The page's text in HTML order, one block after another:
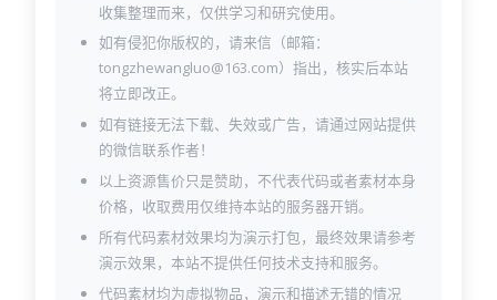
style.css
testimonials.html
video-gallery.html
收集整理而来，仅供学习和研究使用。
如有侵犯你版权的，请来信（邮箱：
tongzhewangluo@163.com）指出，核实后本站
将立即改正。
如有链接无法下载、失效或广告，请通过网站提供
的微信联系作者！
以上资源售价只是赞助，不代表代码或者素材本身
价格，收取费用仅维持本站的服务器开销。
所有代码素材效果均为演示打包，最终效果请参考
演示效果，本站不提供任何技术支持和服务。
代码素材均为虚拟物品，演示和描述无错的情况